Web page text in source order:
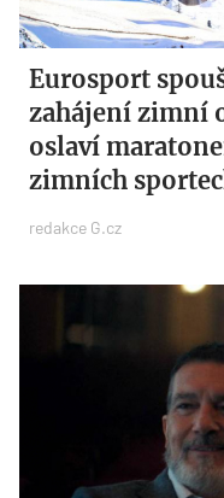
Eurosport
zahájení zimní
oslaví
zimních
redakce G.cz